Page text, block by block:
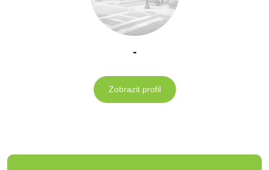
-
Zobrazit profil